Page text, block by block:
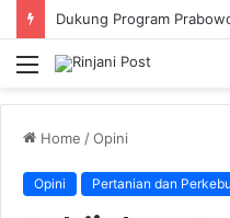
Menu
Home /Opini
Opini Pertanian dan